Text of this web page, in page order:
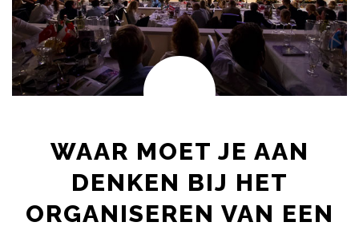
WAAR MOET JE AAN
DENKEN BIJ HET
ORGANISEREN VAN EEN